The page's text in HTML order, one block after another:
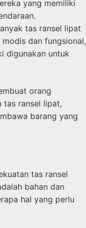
yang memiliki
tas ransel lipat
dan fungsional,
digunakan untuk
orang
tas ransel lipat,
barang yang
tas ransel
bahan dan
hal yang perlu